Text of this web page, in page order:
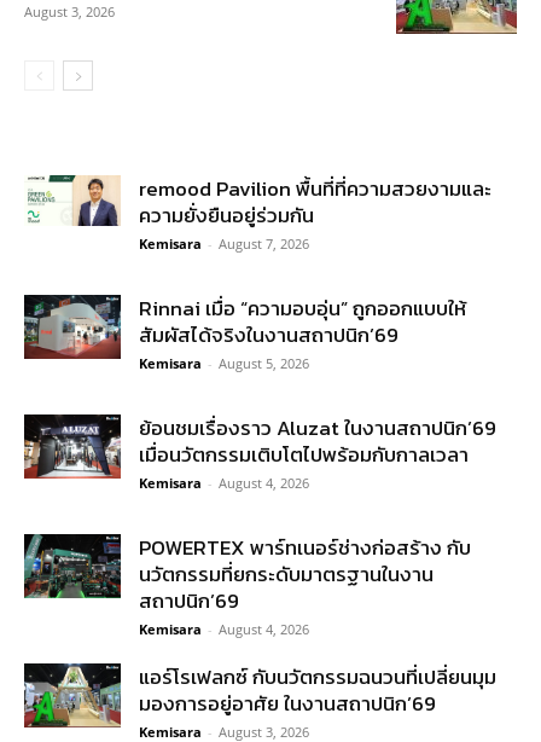
August 3, 2026
remood Pavilion พื้นที่ที่ความสวยงามและ
ความยั่งยืนอยู่ร่วมกัน
Kemisara - August 7, 2026
Rinnai เมื่อ “ความอบอุ่น” ถูกออกแบบให้
สัมผัสได้จริงในงานสถาปนิก’69
Kemisara - August 5, 2026
ย้อนชมเรื่องราว Aluzat ในงานสถาปนิก’69
เมื่อนวัตกรรมเติบโตไปพร้อมกับกาลเวลา
Kemisara - August 4, 2026
POWERTEX พาร์ทเนอร์ช่างก่อสร้าง กับ
นวัตกรรมที่ยกระดับมาตรฐานในงาน
สถาปนิก’69
Kemisara - August 4, 2026
แอร์โรเฟลกซ์ กับนวัตกรรมฉนวนที่เปลี่ยนมุม
มองการอยู่อาศัย ในงานสถาปนิก’69
Kemisara - August 3, 2026